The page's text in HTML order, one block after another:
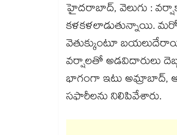
హైదరాబాద్, వెలుగు :
కళకళలాడుతున్నాయి. మరో
వెతుక్కుంటూ
వర్షాలతో అడవిదారులు
భాగంగా ఇటు అమ్రాబాద్,
సఫారీలను నిలిపివేశారు.